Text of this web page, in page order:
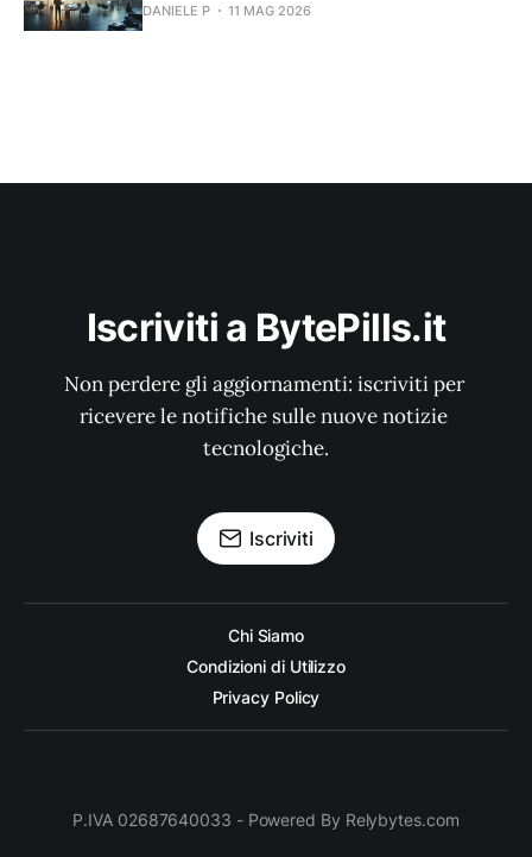
DANIELE P 11 MAG 2026
Iscriviti a BytePills.it
Non perdere gli aggiornamenti: iscriviti per
ricevere le notifiche sulle nuove notizie
tecnologiche.
Iscriviti
Chi Siamo
Condizioni di Utilizzo
Privacy Policy
P.IVA 02687640033 - Powered By Relybytes.com